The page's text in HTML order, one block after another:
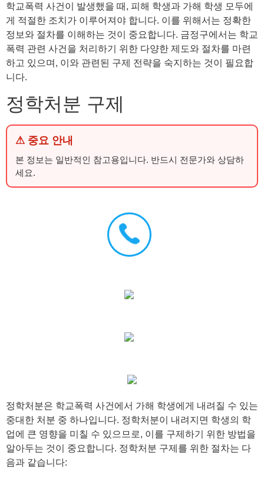
학교폭력 사건이 발생했을 때, 피해 학생과 가해 학생 모두에
게 적절한 조치가 이루어져야 합니다. 이를 위해서는 정확한
정보와 절차를 이해하는 것이 중요합니다. 금정구에서는 학교
폭력 관련 사건을 처리하기 위한 다양한 제도와 절차를 마련
하고 있으며, 이와 관련된 구제 전략을 숙지하는 것이 필요합
니다.
정학처분 구제
⚠ 중요 안내
본 정보는 일반적인 참고용입니다. 반드시 전문가와 상담하
세요.
정학처분은 학교폭력 사건에서 가해 학생에게 내려질 수 있는
중대한 처분 중 하나입니다. 정학처분이 내려지면 학생의 학
업에 큰 영향을 미칠 수 있으므로, 이를 구제하기 위한 방법을
알아두는 것이 중요합니다. 정학처분 구제를 위한 절차는 다
음과 같습니다: